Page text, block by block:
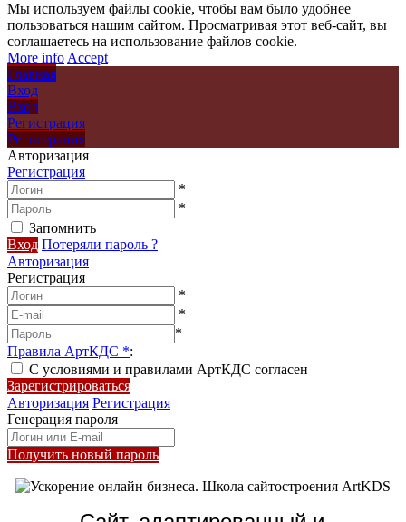
Мы используем файлы cookie, чтобы вам было удобнее
пользоваться нашим сайтом. Просматривая этот веб-сайт, вы
соглашаетесь на использование файлов cookie.
More info Accept
Главная
Вход
Вход
Регистрация
Регистрация
Авторизация
Регистрация
*
*
Запомнить
Вход Потеряли пароль ?
Авторизация
Регистрация
*
*
*
Правила АртКДС *:
С условиями и правилами АртКДС согласен
Зарегистрироваться
Авторизация Регистрация
Генерация пароля
Получить новый пароль